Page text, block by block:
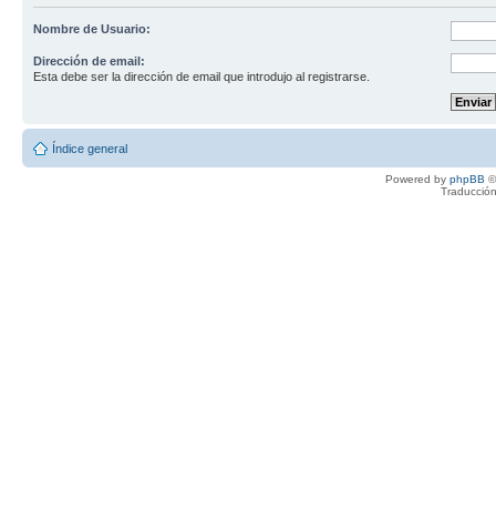
Nombre de Usuario:
Dirección de email:
Esta debe ser la dirección de email que introdujo al registrarse.
Índice general
Powered by phpBB